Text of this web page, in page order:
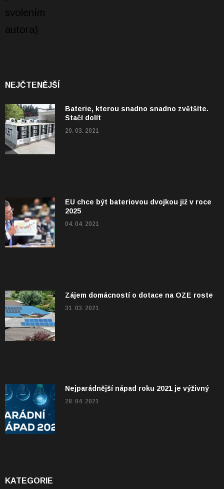
NEJČTENĚJŠÍ
Baterie, kterou snadno snadno zvětšíte.
Stačí dolít
20. 03. 2021
EU chce být bateriovou dvojkou již v roce
2025
04. 04. 2021
Zájem domácností o dotace na OZE roste
31. 03. 2021
Nejparádnější nápad roku 2021 je výživný
28. 04. 2021
KATEGORIE